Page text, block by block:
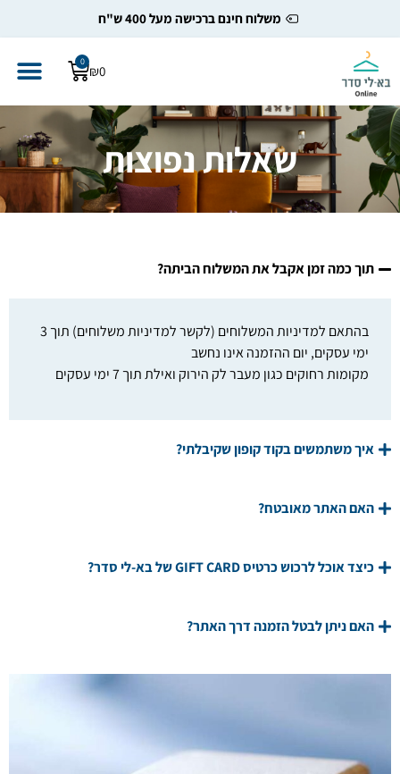
משלוח חינם ברכישה מעל 400 ש"ח
₪
0
שאלות נפוצות
תוך כמה זמן אקבל את המשלוח הביתה?
בהתאם למדיניות המשלוחים (לקשר למדיניות משלוחים) תוך 3
ימי עסקים, יום ההזמנה אינו נחשב
מקומות רחוקים כגון מעבר לק הירוק ואילת תוך 7 ימי עסקים
איך משתמשים בקוד קופון שקיבלתי?
האם האתר מאובטח?
כיצד אוכל לרכוש כרטיס GIFT CARD של בא-לי סדר?
האם ניתן לבטל הזמנה דרך האתר?